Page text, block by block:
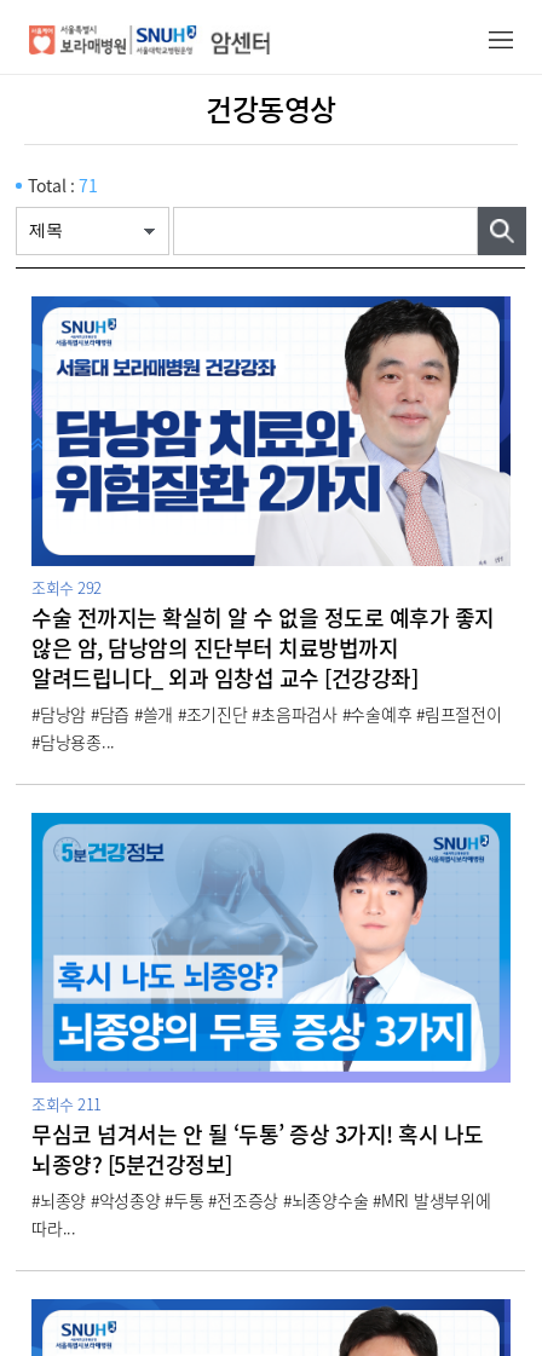
건강동영상
Total : 71
조회수292
수술 전까지는 확실히 알 수 없을 정도로 예후가 좋지
않은 암, 담낭암의 진단부터 치료방법까지
알려드립니다_ 외과 임창섭 교수 [건강강좌]
#담낭암 #담즙 #쓸개 #조기진단 #초음파검사 #수술예후 #림프절전이
#담낭용종...
조회수211
무심코 넘겨서는 안 될 ‘두통’ 증상 3가지! 혹시 나도
뇌종양? [5분건강정보]
#뇌종양 #악성종양 #두통 #전조증상 #뇌종양수술 #MRI 발생부위에
따라...
건강증진정보
진료안내
암센터소개